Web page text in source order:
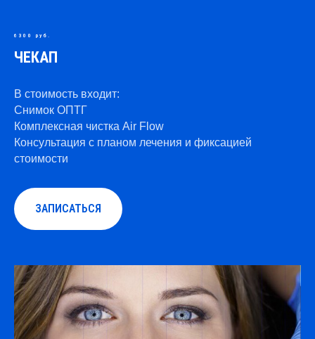
6300 руб.
ЧЕКАП
В стоимость входит:
Снимок ОПТГ
Комплексная чистка Air Flow
Консультация с планом лечения и фиксацией
стоимости
ЗАПИСАТЬСЯ